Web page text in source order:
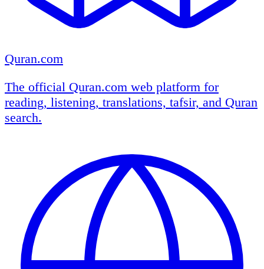
Quran.com
The official Quran.com web platform for
reading, listening, translations, tafsir, and Quran
search.